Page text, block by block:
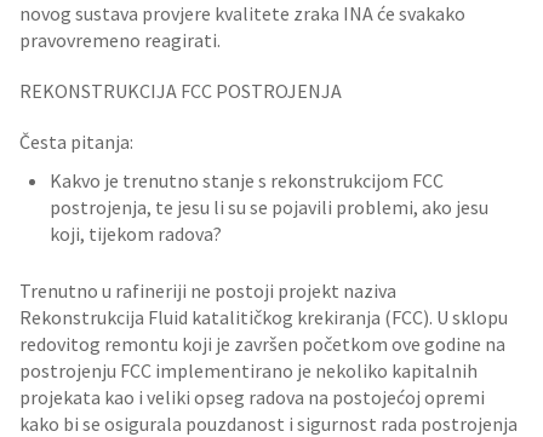
novog sustava provjere kvalitete zraka INA će svakako
pravovremeno reagirati.
REKONSTRUKCIJA FCC POSTROJENJA
Česta pitanja:
Kakvo je trenutno stanje s rekonstrukcijom FCC
postrojenja, te jesu li su se pojavili problemi, ako jesu
koji, tijekom radova?
Trenutno u rafineriji ne postoji projekt naziva
Rekonstrukcija Fluid katalitičkog krekiranja (FCC). U sklopu
redovitog remontu koji je završen početkom ove godine na
postrojenju FCC implementirano je nekoliko kapitalnih
projekata kao i veliki opseg radova na postojećoj opremi
kako bi se osigurala pouzdanost i sigurnost rada postrojenja